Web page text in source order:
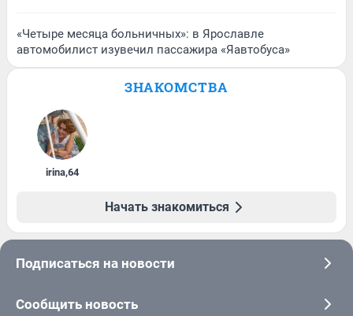
«Четыре месяца больничных»: в Ярославле
автомобилист изувечил пассажира «Яавтобуса»
ЗНАКОМСТВА
irina,64
Начать знакомиться
Подписаться на новости
Сообщить новость